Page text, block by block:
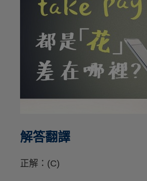
解答翻譯
正解：(C)